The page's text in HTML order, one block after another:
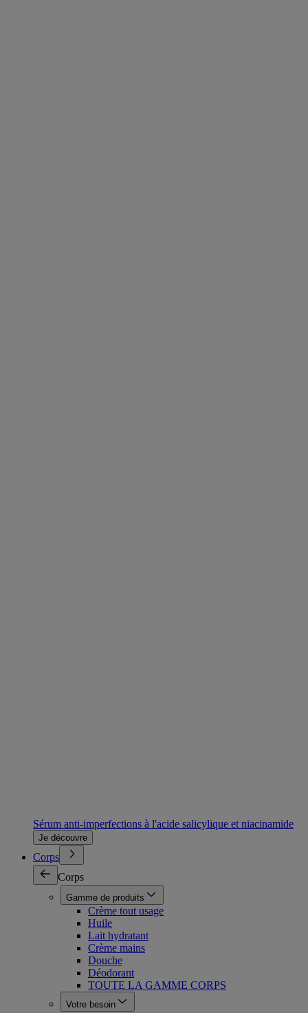
Sérum anti-imperfections à l'acide salicylique et niacinamide
Je découvre
Corps
Corps
Gamme de produits
Crème tout usage
Huile
Lait hydratant
Crème mains
Douche
Déodorant
TOUTE LA GAMME CORPS
Votre besoin